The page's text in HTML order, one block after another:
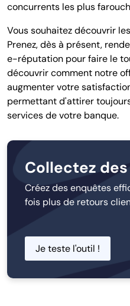
concurrents les plus
Vous souhaitez découvrir
Prenez, dès à présent,
e-réputation pour faire le
découvrir comment notre
augmenter votre
permettant d'attirer
services de votre banque.
Collectez
Créez des enquêtes
fois plus de retours
Je teste l'outil !